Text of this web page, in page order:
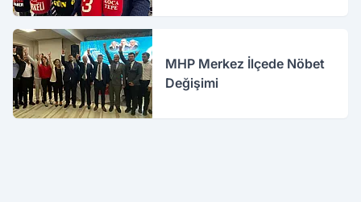
MHP Merkez İlçede Nöbet
Değişimi